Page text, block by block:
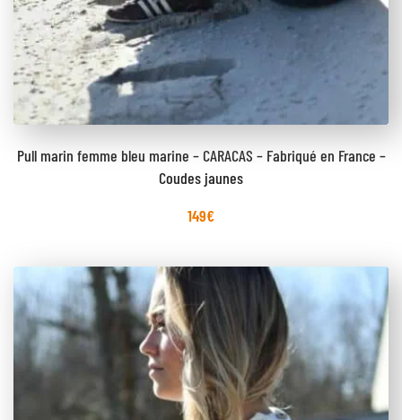
Pull marin femme bleu marine – CARACAS – Fabriqué en France –
Coudes jaunes
149€